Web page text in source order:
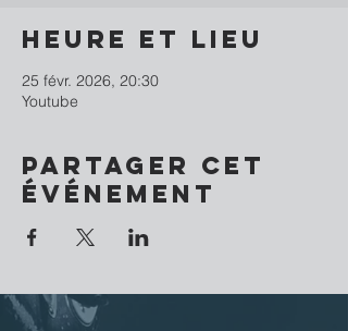
Heure et lieu
25 févr. 2026, 20:30
Youtube
Partager cet
événement